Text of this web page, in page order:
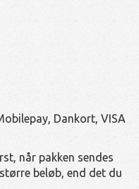
Dankort, VISA
når pakken sendes
beløb, end det du